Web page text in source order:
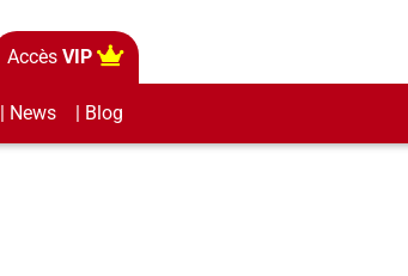
Accès VIP
| News | Blog